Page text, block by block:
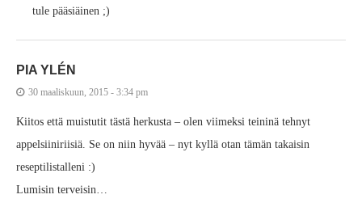
tule pääsiäinen ;)
PIA YLÉN
30 maaliskuun, 2015 - 3:34 pm
Kiitos että muistutit tästä herkusta – olen viimeksi teininä tehnyt
appelsiiniriisiä. Se on niin hyvää – nyt kyllä otan tämän takaisin
reseptilistalleni :)
Lumisin terveisin…